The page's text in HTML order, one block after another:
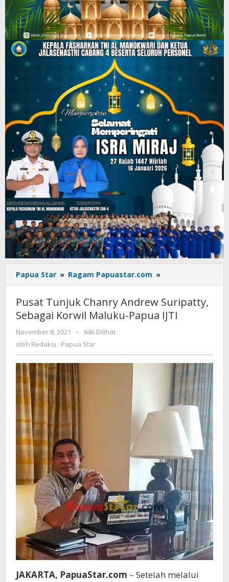
Papua Star » Ragam Papuastar.com »
Tunjuk
Andrew
Suripatty,
IJTI
Pusat Tunjuk Chanry Andrew Suripatty,
Sebagai Korwil Maluku-Papua IJTI
November 8, 2021
oleh
Redaksi
Star
-
646 Dilihat
oleh Redaksi : Papua Star
JAKARTA, PapuaStar.com – Setelah melalui